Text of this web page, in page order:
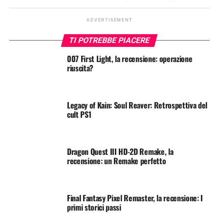
ADVERTISEMENT
TI POTREBBE PIACERE
007 First Light, la recensione: operazione
riuscita?
Legacy of Kain: Soul Reaver: Retrospettiva del
cult PS1
Dragon Quest III HD-2D Remake, la
recensione: un Remake perfetto
Final Fantasy Pixel Remaster, la recensione: I
primi storici passi